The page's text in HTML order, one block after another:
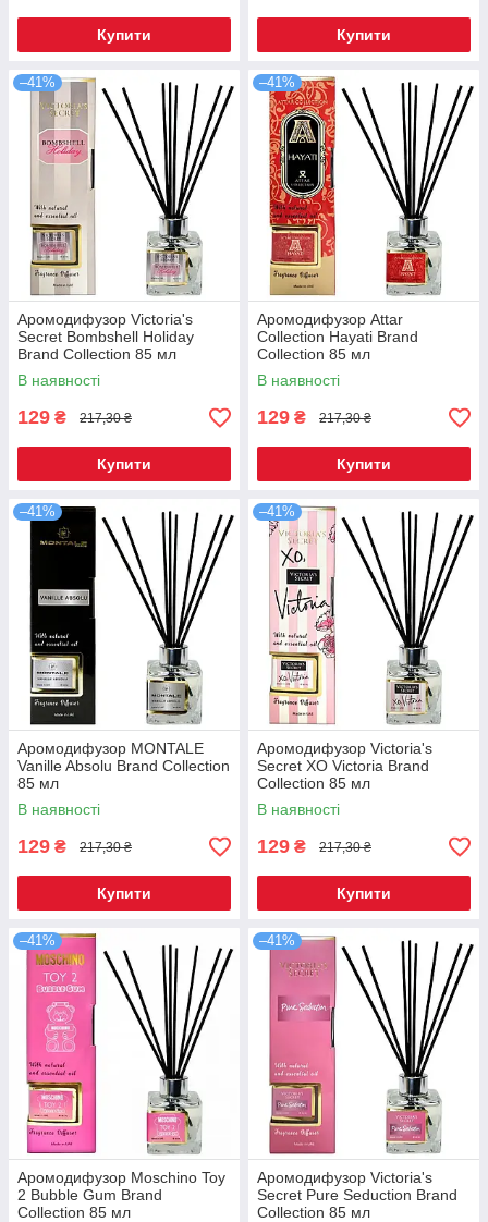
Купити Купити
–41%
Аромодифузор Victoria's
Secret Bombshell Holiday
Brand Collection 85 мл
В наявності
129 ₴ 217,30 ₴
Купити
–41%
Аромодифузор Attar
Collection Hayati Brand
Collection 85 мл
В наявності
129 ₴ 217,30 ₴
Купити
–41%
Аромодифузор MONTALE
Vanille Absolu Brand Collection
85 мл
В наявності
129 ₴ 217,30 ₴
Купити
–41%
Аромодифузор Victoria's
Secret XO Victoria Brand
Collection 85 мл
В наявності
129 ₴ 217,30 ₴
Купити
–41%
Аромодифузор Moschino Toy
2 Bubble Gum Brand
Collection 85 мл
–41%
Аромодифузор Victoria's
Secret Pure Seduction Brand
Collection 85 мл